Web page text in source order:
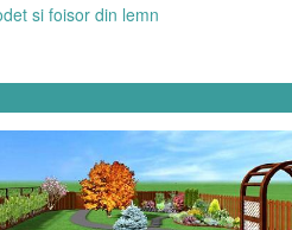
si foisor din lemn